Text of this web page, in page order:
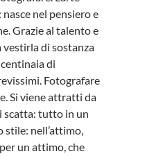
nel pensiero e
Grazie al talento e
vestirla di sostanza
di
Fotografare
Si viene attratti da
scatta: tutto in un
stile: nell’attimo,
un attimo, che